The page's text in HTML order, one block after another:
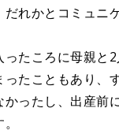
れかとコミュニ
たころに母親と
たこともあり、
ったし、出産前